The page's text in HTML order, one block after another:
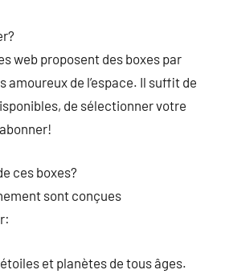
web proposent des boxes par
amoureux de l’espace. Il suffit de
de sélectionner votre
ces boxes?
sont conçues
et planètes de tous âges.